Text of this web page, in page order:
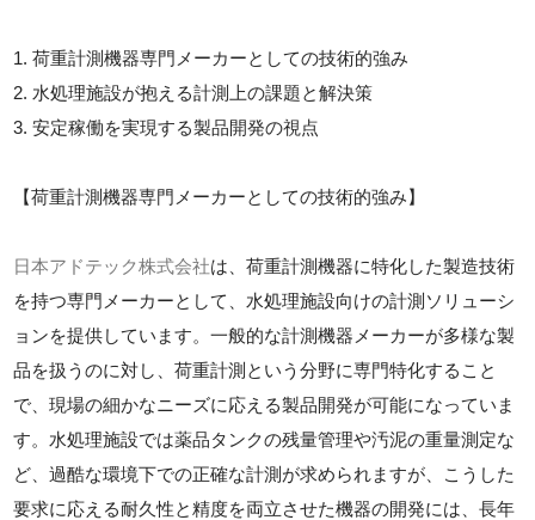
1. 荷重計測機器専門メーカーとしての技術的強み
2. 水処理施設が抱える計測上の課題と解決策
3. 安定稼働を実現する製品開発の視点
【荷重計測機器専門メーカーとしての技術的強み】
日本アドテック株式会社は、荷重計測機器に特化した製造技術
を持つ専門メーカーとして、水処理施設向けの計測ソリューシ
ョンを提供しています。一般的な計測機器メーカーが多様な製
品を扱うのに対し、荷重計測という分野に専門特化すること
で、現場の細かなニーズに応える製品開発が可能になっていま
す。水処理施設では薬品タンクの残量管理や汚泥の重量測定な
ど、過酷な環境下での正確な計測が求められますが、こうした
要求に応える耐久性と精度を両立させた機器の開発には、長年